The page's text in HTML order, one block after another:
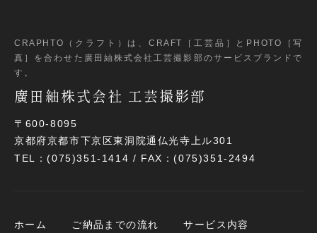
CRAPHTO（クラフト）は、CRAFT［工芸品］とPHOTO［写
真］ を合わせた廣田紬株式会社工芸撮影部のサービスブランドで
す。
廣田紬株式会社 工芸撮影部
〒600-8095
京都府京都市下京区東洞院通仏光寺上ル301
TEL：(075)351-1414 / FAX：(075)351-2494
ホーム ご納品までの流れ サービス内容